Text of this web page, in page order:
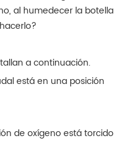
al humedecer la botella
a continuación.
está en una posición
de oxígeno está torcido